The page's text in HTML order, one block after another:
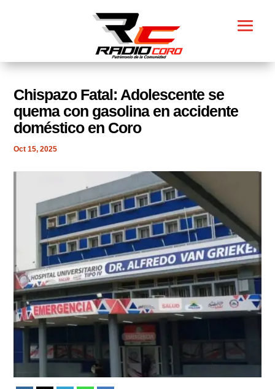
Chispazo Fatal: Adolescente se
quema con gasolina en accidente
doméstico en Coro
Oct 15, 2025